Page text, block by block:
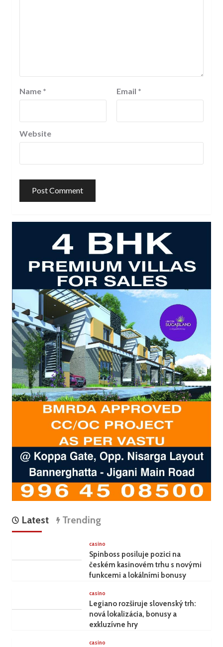
Name * Email *
Website
Latest Trending
casino
Spinboss posiluje pozici na
českém kasinovém trhu s novými
funkcemi a lokálními bonusy
casino
Legiano rozširuje slovenský trh:
nová lokalizácia, bonusy a
exkluzívne hry
casino